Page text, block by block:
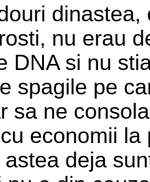
nu erau
DNA si nu
spagile pe
sa ne
economii
deja